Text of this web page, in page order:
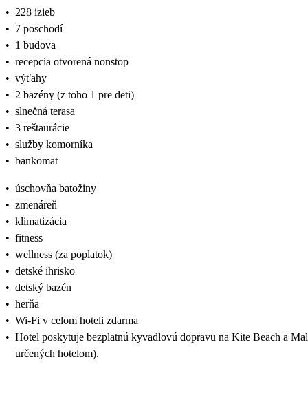
• 228 izieb
• 7 poschodí
• 1 budova
• recepcia otvorená nonstop
• výťahy
• 2 bazény (z toho 1 pre deti)
• slnečná terasa
• 3 reštaurácie
• služby komorníka
• bankomat
• úschovňa batožiny
• zmenáreň
• klimatizácia
• fitness
• wellness (za poplatok)
• detské ihrisko
• detský bazén
• herňa
• Wi-Fi v celom hoteli zdarma
• Hotel poskytuje bezplatnú kyvadlovú dopravu na Kite Beach a
určených hotelom).